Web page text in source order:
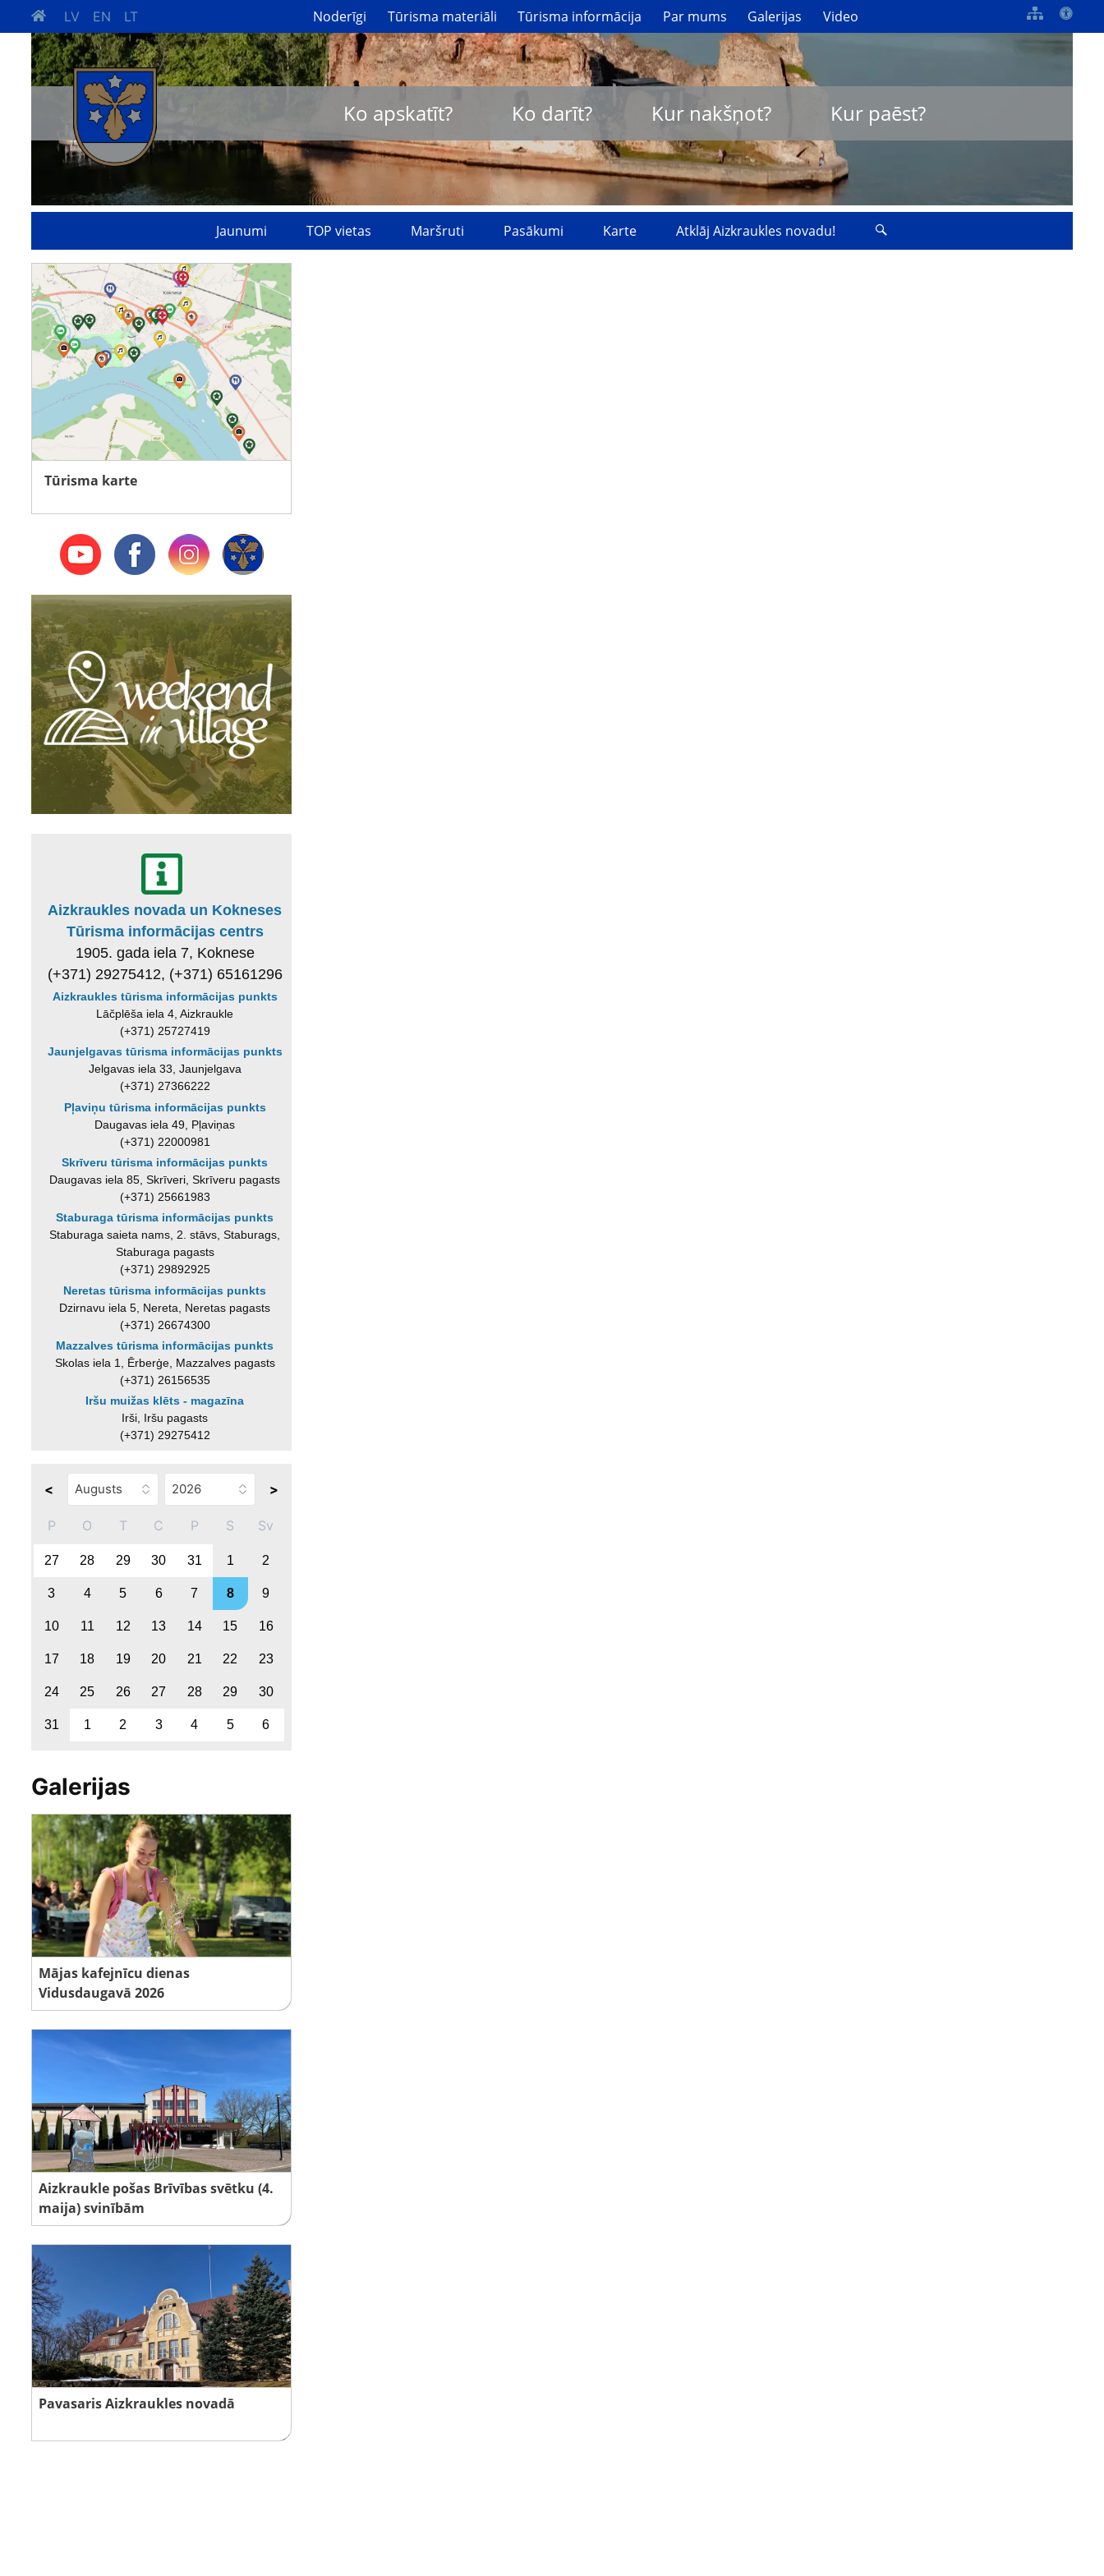
LV EN LT Noderīgi Tūrisma materiāli Tūrisma informācija Par mums Galerijas Video
Ko apskatīt? Ko darīt? Kur nakšņot? Kur paēst?
Jaunumi TOP vietas Maršruti Pasākumi Karte Atklāj Aizkraukles novadu!
Tūrisma karte
Aizkraukles novada un Kokneses
Tūrisma informācijas centrs
1905. gada iela 7, Koknese
(+371) 29275412, (+371) 65161296
Aizkraukles tūrisma informācijas punkts
Lāčplēša iela 4, Aizkraukle
(+371) 25727419
Jaunjelgavas tūrisma informācijas punkts
Jelgavas iela 33, Jaunjelgava
(+371) 27366222
Pļaviņu tūrisma informācijas punkts
Daugavas iela 49, Pļaviņas
(+371) 22000981
Skrīveru tūrisma informācijas punkts
Daugavas iela 85, Skrīveri, Skrīveru pagasts
(+371) 25661983
Staburaga tūrisma informācijas punkts
Staburaga saieta nams, 2. stāvs, Staburags,
Staburaga pagasts
(+371) 29892925
Neretas tūrisma informācijas punkts
Dzirnavu iela 5, Nereta, Neretas pagasts
(+371) 26674300
Mazzalves tūrisma informācijas punkts
Skolas iela 1, Ērberģe, Mazzalves pagasts
(+371) 26156535
Iršu muižas klēts - magazīna
Irši, Iršu pagasts
(+371) 29275412
< >
P O T C P S Sv
27 28 29 30 31 1 2
3 4 5 6 7 8 9
10 11 12 13 14 15 16
17 18 19 20 21 22 23
24 25 26 27 28 29 30
31 1 2 3 4 5 6
Galerijas
Mājas kafejnīcu dienas
Vidusdaugavā 2026
Aizkraukle pošas Brīvības svētku (4.
maija) svinībām
Pavasaris Aizkraukles novadā